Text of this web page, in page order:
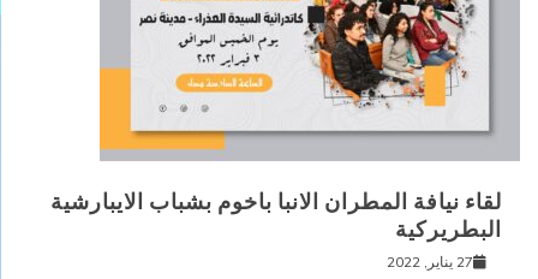
لقاء نيافة المطران الانبا باخوم بشباب الايبارشية
البطريركية
27 يناير, 2022